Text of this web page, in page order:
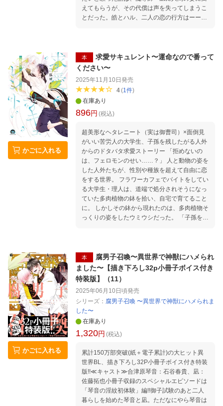
えてもらうが、その代償は声を失ってしまうこ
とだった。皓とハル、二人の恋の行方はーー
かごに入れる
本
求愛サキュレント〜運命なので番って
ください〜
2025年11月10日 発売
4(1件)
在庫あり
896円 (税込)
超美形なヘタレニート（実は御曹司）×面倒見
がいい苦労人の大学生、子孫を残したがる人外
からのドタバタ求愛ストーリー 「拒めないの
は、フェロモンのせい……？」 人と動物の姿を
した人外たちが、性別や種族を超えて自由に恋
をする世界。 フラワーカフェでバイトをしてい
る大学生・理人は、道端で処分されそうになっ
ていた多肉植物の鉢を拾い、自宅で育てること
に。 しかしその鉢から現れたのは、多肉植物そ
っくりの姿をしたウミウシだった。 「子孫を残
しに抱かれてしまいーー!?
かごに入れる
本
腐男子召喚〜異世界で神獣にハメられ
ました〜【描き下ろし32p小冊子ボイス付き
特装版】（11）
2025年06月10日頃発売
シリーズ： 腐男子召喚 〜異世界で神獣にハメられま
した〜
在庫あり
1,320円 (税込)
累計150万部突破(紙＋電子累計)の大ヒット異
世界BL、描き下ろし32P小冊子ボイス付き特装
版!!≪キャスト≫合津原琴音：石谷春貴、凪：
佐藤拓也小冊子収録のスペシャルエピソードは
「琴音の淫紋初体験」編!!御子試験のあと二人
暮らしを始めた琴音と凪。ただなにやら琴音は